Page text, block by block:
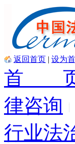
返回首页 | 设为
首
律咨询
行业法